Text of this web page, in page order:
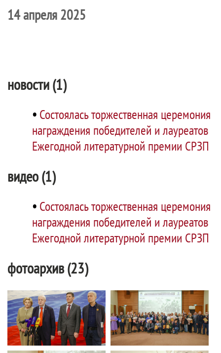
14 апреля 2025
новости (1)
• Состоялась торжественная церемония
награждения победителей и лауреатов
Ежегодной литературной премии СРЗП
видео (1)
• Состоялась торжественная церемония
награждения победителей и лауреатов
Ежегодной литературной премии СРЗП
фотоархив (23)